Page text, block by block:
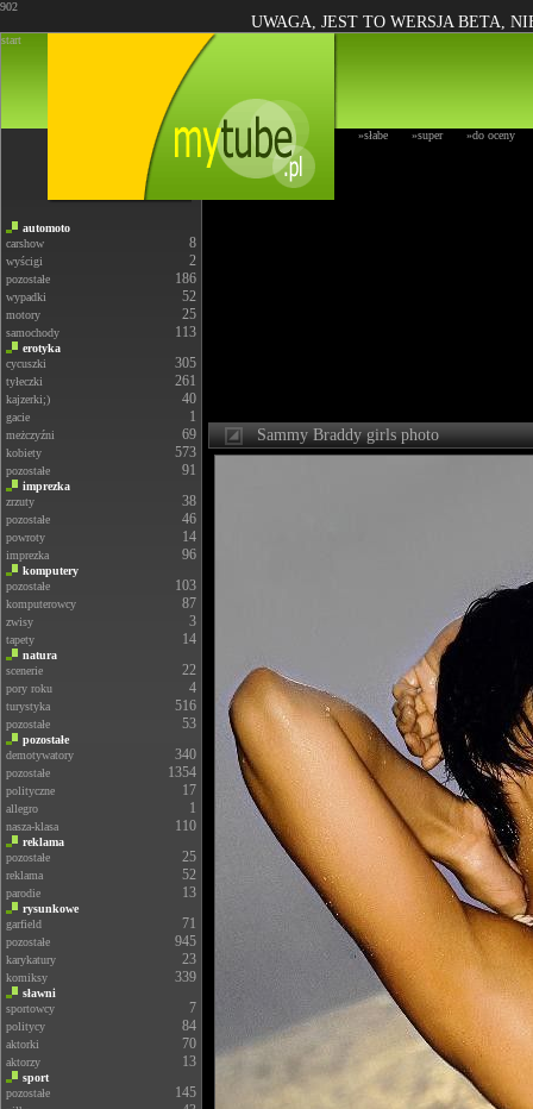
902
UWAGA, JEST TO WERSJA BETA,
start
»słabe »super »do oceny
automoto
carshow
8
wyścigi 2
pozostałe 186
wypadki 52
motory 25
samochody 113
erotyka
cycuszki
305
tyłeczki 261
kajzerki;) 40
gacie 1
meżczyźni 69
kobiety 573
pozostałe 91
imprezka
zrzuty
38
pozostałe 46
powroty 14
imprezka 96
komputery
pozostałe
103
komputerowcy 87
zwisy 3
tapety 14
natura
scenerie
22
pory roku 4
turystyka 516
pozostałe 53
pozostałe
demotywatory
340
pozostałe 1354
polityczne 17
allegro 1
nasza-klasa 110
reklama
pozostałe
25
reklama 52
parodie 13
rysunkowe
garfield
71
pozostałe 945
karykatury 23
komiksy 339
sławni
sportowcy
7
politycy 84
aktorki 70
aktorzy 13
sport
pozostałe
145
Sammy Braddy girls photo